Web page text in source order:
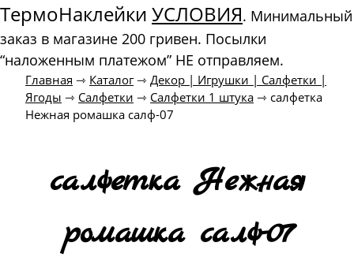
ТермоНаклейки УСЛОВИЯ. Минимальный
заказ в магазине 200 гривен. Посылки
“наложенным платежом” НЕ отправляем.
Главная ⇾ Каталог⇾ Декор | Игрушки | Салфетки |
Ягоды ⇾ Салфетки ⇾ Салфетки 1 штука ⇾ салфетка
Нежная ромашка салф-07
салфетка Нежная
ромашка салф-07